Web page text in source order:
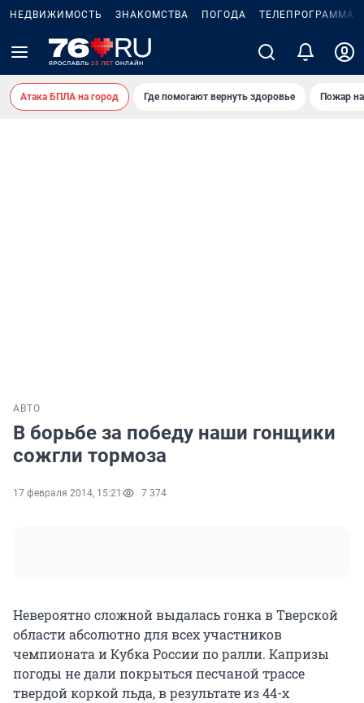
НЕДВИЖИМОСТЬ ЗНАКОМСТВА ПОГОДА ТЕЛЕПРОГРАММА
Атака БПЛА на город Где помогают вернуть здоровье Пожар
АВТО
В борьбе за победу наши гонщики
сожгли тормоза
17 февраля 2014, 15:21 7 374
Невероятно сложной выдалась гонка в Тверской
области абсолютно для всех участников
чемпионата и Кубка России по ралли. Капризы
погоды не дали покрыться песчаной трассе
твердой коркой льда, в результате из 44-х